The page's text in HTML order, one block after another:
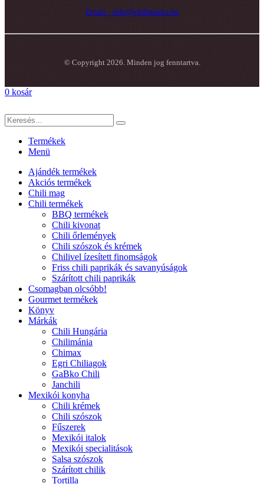
Email : info@chilimania.hu
© Copyright 2026. Minden jog fenntartva.
0 kosár
Termékek
Menü
Ajándék termékek
Akciós termékek
Chili mag
Chili termékek
BBQ termékek
Chili kivonat
Chili őrlemények
Chili szószok és krémek
Chilivel ízesített finomságok
Friss chili paprikák és savanyúságok
Szárított chili paprikák
Csomagban olcsóbb!
Gourmet termékek
Könyv
Márkák
Chili Hungária
Chilimánia
Chimax
Egri Chiliagok
GaBko Chili
Janchili
Mexikói konyha
Chili krémek
Chili szószok
Fűszerek
Mexikói italok
Mexikói specialitások
Salsa szószok
Szárított chilik
Tortilla